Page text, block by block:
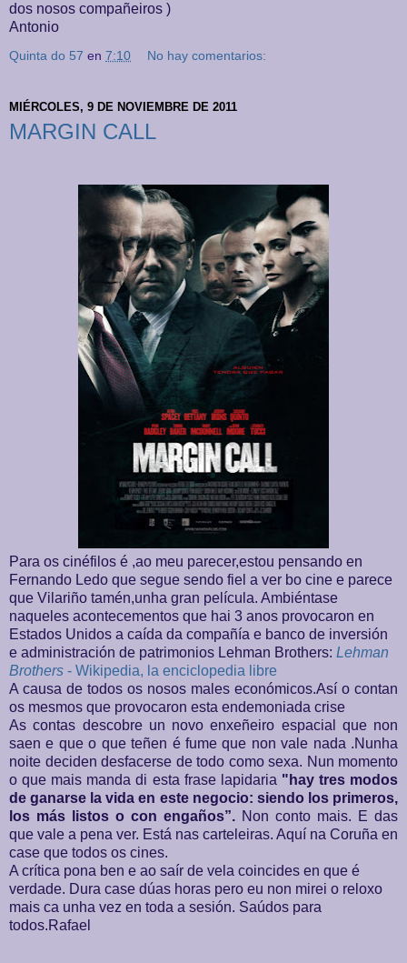
dos nosos compañeiros )
Antonio
Quinta do 57 en 7:10 No hay comentarios:
MIÉRCOLES, 9 DE NOVIEMBRE DE 2011
MARGIN CALL
Para os cinéfilos é ,ao meu parecer,estou pensando en
Fernando Ledo que segue sendo fiel a ver bo cine e parece
que Vilariño tamén,unha gran película. Ambiéntase
naqueles acontecementos que hai 3 anos provocaron en
Estados Unidos a caída da compañía e banco de inversión
e administración de patrimonios Lehman Brothers: Lehman
Brothers - Wikipedia, la enciclopedia libre
A causa de todos os nosos males económicos.Así o contan
os mesmos que provocaron esta endemoniada crise
As contas descobre un novo enxeñeiro espacial que non
saen e que o que teñen é fume que non vale nada .Nunha
noite deciden desfacerse de todo como sexa. Nun momento
o que mais manda di esta frase lapidaria "hay tres modos
de ganarse la vida en este negocio: siendo los primeros,
los más listos o con engaños”. Non conto mais. E das
que vale a pena ver. Está nas carteleiras. Aquí na Coruña en
case que todos os cines.
A crítica pona ben e ao saír de vela coincides en que é
verdade. Dura case dúas horas pero eu non mirei o reloxo
mais ca unha vez en toda a sesión. Saúdos para
todos.Rafael